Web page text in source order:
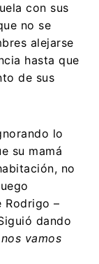
con sus
no se
alejarse
hasta que
de sus
lo
su mamá
no
Rodrigo –
dando
vamos